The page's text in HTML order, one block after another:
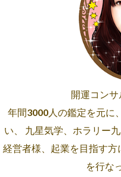
開運コン
年間3000人の鑑定を元に
い、 九星気学、ホラリー
経営者様、起業を目指す
を行な